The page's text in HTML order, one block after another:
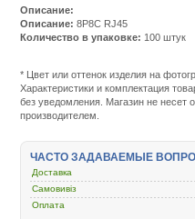
Описание:
Описание: 8P8C RJ45
Количество в упаковке: 100 штук
* Цвет или оттенок изделия на
Характеристики и комплектация
без уведомления. Магазин не несет
производителем.
ЧАСТО ЗАДАВАЕМЫЕ
Доставка
Самовивіз
Оплата